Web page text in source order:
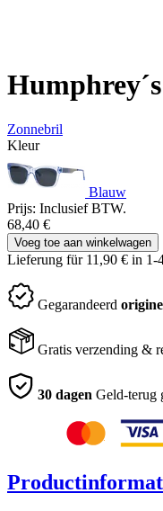
Zonnebril
Kleur
Blauw
Prijs: Inclusief BTW.
68,40 €
Voeg toe aan winkelwagen
Lieferung für 11,90 € in 1-
Gegarandeerd
Gratis verzending &
30 dagen Geld-terug